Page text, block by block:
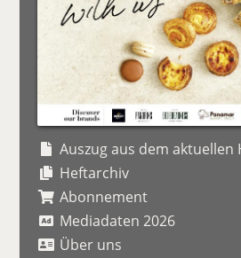
Auszug aus dem aktuellen
Heftarchiv
Abonnement
Mediadaten 2026
Über uns